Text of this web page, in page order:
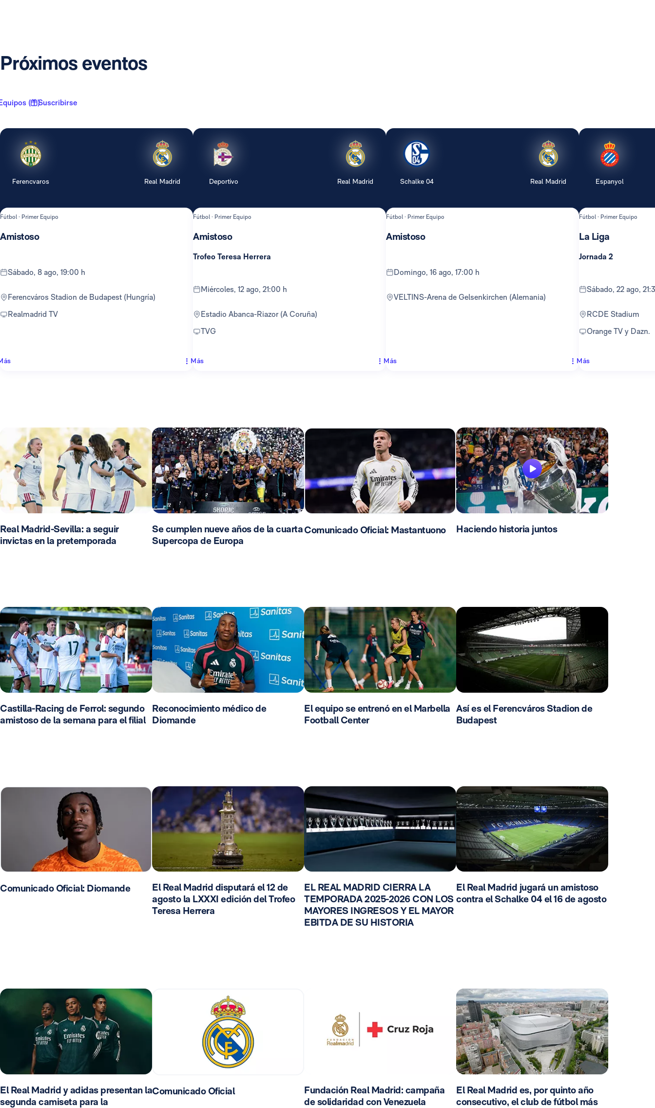
Próximos eventos
( 1 )Suscribirse
Ferencvaros Real Madrid
Fútbol · Primer Equipo
Amistoso
sábado, 8 ago, 19:00 h
Ferencváros Stadion de Budapest (Hungría)
Realmadrid TV
Deportivo Real Madrid
Fútbol · Primer Equipo
Amistoso
Trofeo Teresa Herrera
miércoles, 12 ago, 21:00 h
Estadio Abanca-Riazor (A Coruña)
TVG
Más
Schalke 04 Real Madrid
Fútbol · Primer Equipo
Amistoso
domingo, 16 ago, 17:00 h
VELTINS-Arena de Gelsenkirchen (Alemania)
Más
Espanyol
Fútbol · Primer Equipo
La Liga
Jornada 2
sábado, 22 ago,
RCDE Stadium
Orange TV y Dazn.
Más
Real Madrid-Sevilla: a seguir
invictas en la pretemporada
Se cumplen nueve años de la cuarta
Supercopa de Europa
Comunicado Oficial: Mastantuono Haciendo historia juntos
Castilla-Racing de Ferrol: segundo
amistoso de la semana para el filial
Reconocimiento médico de
Diomande
El equipo se entrenó en el Marbella
Football Center
Así es el Ferencváros Stadion de
Budapest
Comunicado Oficial: Diomande
El Real Madrid disputará el 12 de
agosto la LXXXI edición del Trofeo
Teresa Herrera
EL REAL MADRID CIERRA LA
TEMPORADA 2025-2026 CON LOS
MAYORES INGRESOS Y EL MAYOR
EBITDA DE SU HISTORIA
El Real Madrid jugará un amistoso
contra el Schalke 04 el 16 de agosto
El Real Madrid y adidas presentan la
segunda camiseta para la
Comunicado Oficial
Fundación Real Madrid: campaña
de solidaridad con Venezuela
El Real Madrid es, por quinto año
consecutivo, el club de fútbol más